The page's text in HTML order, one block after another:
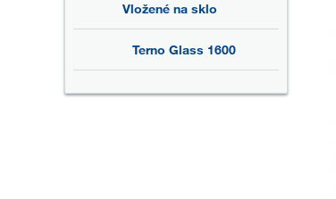
Vložené na sklo
Terno Glass 1600